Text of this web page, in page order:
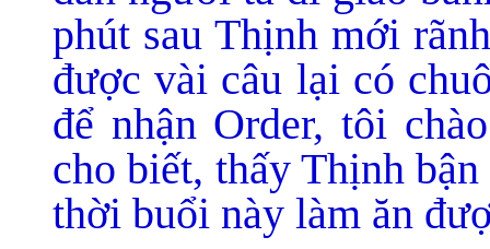
phút sau Thịnh mới
được vài câu lại có
để nhận Order, tôi
cho biết, thấy Thịnh
thời buổi này làm ăn